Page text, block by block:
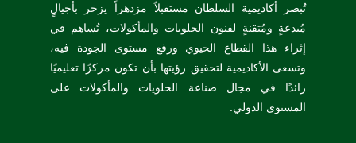
تُبصر أكاديمية السلطان مستقبلاً مزدهراً يزخر بأجيالٍ
مُبدعةٍ ومُتقنةٍ لفنون الحلويات والمأكولات، تُساهم في
إثراء هذا القطاع الحيوي ورفع مستوى الجودة فيه،
وتسعى الأكاديمية لتحقيق رؤيتها بأن تكون مركزًا تعليميًا
رائدًا في مجال صناعة الحلويات والمأكولات على
المستوى الدولي.